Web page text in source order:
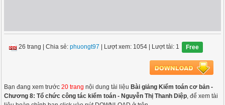
26 trang |Chia sẻ:phuongt97 | Lượt xem: 1054 | Lượt tải: 1 Free
Bạn đang xem trước20 trang nội dung tài liệu Bài giảng Kiểm toán cơ bản -
Chương 8: Tổ chức công tác kiểm toán - Nguyễn Thị Thanh Diệp, để xem tài